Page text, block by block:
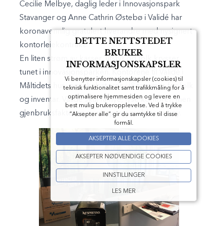
Cecilie Melbye, daglig leder i Innovasjonspark
Stavanger og Anne Cathrin Østebø i Validé har
koronavennlig gratulert hverandre med nysignert
kontorleiekontrakt.
En liten strøm av kasser, utstyr og folk krysser
tunet i innovasjonsparken. Kontorene til Validé i
Måltidets hus, og inkubatoren i i8 tømmes for folk
og inventar. Validé skal få nye, lyse kontorer, men
gjenbruksfaktoren av utstyr og møbler er høy.
DETTE NETTSTEDET
BRUKER
INFORMASJONSKAPSLER
Vi benytter informasjonskapsler (cookies) til
teknisk funktionalitet samt trafikkmåling for å
optimalisere hjemmesiden og levere en
best mulig brukeropplevelse. Ved å trykke
”Aksepter alle” gir du samtykke til disse
formål.
AKSEPTER ALLE COOKIES
AKSEPTER NØDVENDIGE COOKIES
INNSTILLINGER
LES MER